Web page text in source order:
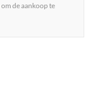
om de aankoop te